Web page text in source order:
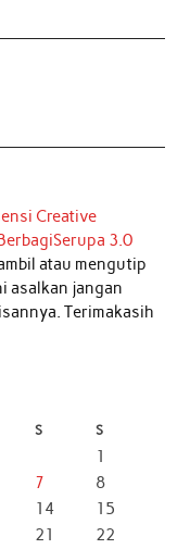
Creative
3.0
atau mengutip
asalkan jangan
Terimakasih
S S
1
7
8
14
15
21
22